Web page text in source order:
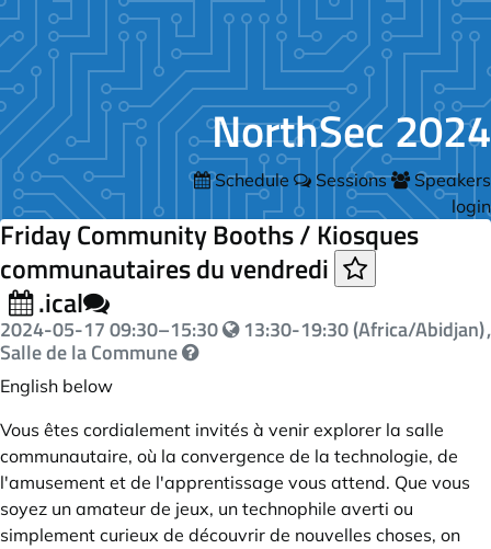
NorthSec 2024
Schedule Sessions
Speakers
login
Friday Community Booths / Kiosques
communautaires du vendredi
.ical
2024-05-1709:30–15:30 13:30-19:30 (Africa/Abidjan),
Salle de la Commune
English below
Vous êtes cordialement invités à venir explorer la salle
communautaire, où la convergence de la technologie, de
l'amusement et de l'apprentissage vous attend. Que vous
soyez un amateur de jeux, un technophile averti ou
simplement curieux de découvrir de nouvelles choses, on